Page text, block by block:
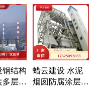
装、烟囱滑模、烟囱加
装航空障碍灯、烟囱粉
炉架防腐、高空防腐、
拆除、烟囱改造、安装
囱防腐
钢结构
多层防
蜡云建设 水泥
烟囱防腐涂层